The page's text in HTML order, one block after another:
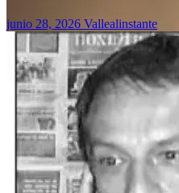
junio 28, 2026 Vallealinstante